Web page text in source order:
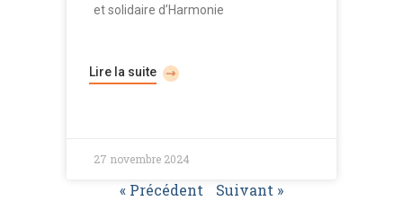
et solidaire d’Harmonie
Lire la suite
27 novembre 2024
« Précédent Suivant »